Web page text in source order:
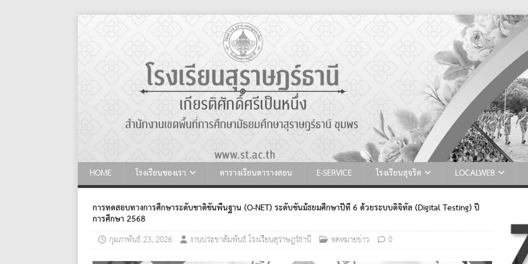
HOME โรงเรียนของเรา ตารางเรียนตารางสอน E-SERVICE โรงเรียนสุจริต LOCALWEB
การทดสอบทางการศึกษาระดับชาติขั้นพื้นฐาน (O-NET) ระดับชั้นม้ธยมศึกษาปีที่ 6 ด้วยระบบดิจิทัล (Digital Testing) ปี
การศึกษา 2568
กุมภาพันธ์ 23, 2026
งานประชาสัมพันธ์ โรงเรียนสุราษฎร์ธานี จดหมายข่าว 0